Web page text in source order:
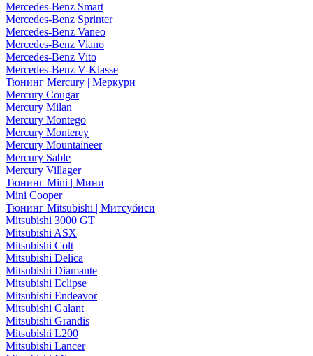
Mercedes-Benz Smart
Mercedes-Benz Sprinter
Mercedes-Benz Vaneo
Mercedes-Benz Viano
Mercedes-Benz Vito
Mercedes-Benz V-Klasse
Тюнинг Mercury | Меркури
Mercury Cougar
Mercury Milan
Mercury Montego
Mercury Monterey
Mercury Mountaineer
Mercury Sable
Mercury Villager
Тюнинг Mini | Мини
Mini Cooper
Тюнинг Mitsubishi | Митсубиси
Mitsubishi 3000 GT
Mitsubishi ASX
Mitsubishi Colt
Mitsubishi Delica
Mitsubishi Diamante
Mitsubishi Eclipse
Mitsubishi Endeavor
Mitsubishi Galant
Mitsubishi Grandis
Mitsubishi L200
Mitsubishi Lancer